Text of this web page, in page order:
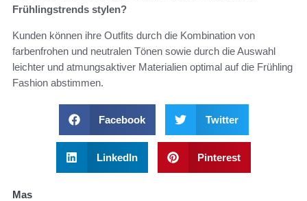
Frühlingstrends stylen?
Kunden können ihre Outfits durch die Kombination von
farbenfrohen und neutralen Tönen sowie durch die Auswahl
leichter und atmungsaktiver Materialien optimal auf die Frühling
Fashion abstimmen.
Facebook Twitter
LinkedIn Pinterest
Mas